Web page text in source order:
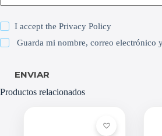
I accept thePrivacy Policy
Guarda mi nombre, correo electrónico
ENVIAR
Productos relacionados